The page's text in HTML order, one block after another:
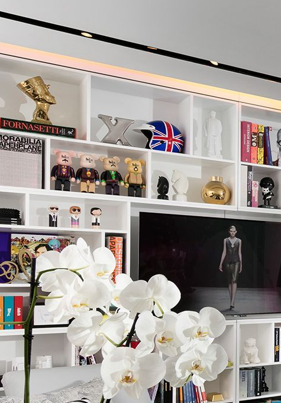
מחב' אנגלו סכסון סוכנות לנכסים (ישראל 1992)
בע"מ ו/או מי מטעמה ("אנגלו סכסון") בדוא"ל,
במסרונים ובשיחת טלפון שיווקית, הצעות ודברי שיווק
ופרסומת כהגדרתם בחוק וכן, שפרטיי האישיים
יישמרו במאגריה וישמשו אותה לשליחת מידע ולקידום
פעילותיה, לרבות אך לא רק, לעריכת ניתוח מידע
ומחקר סטטיסטי.למדיניות הפרטיות של החברה.
שלח